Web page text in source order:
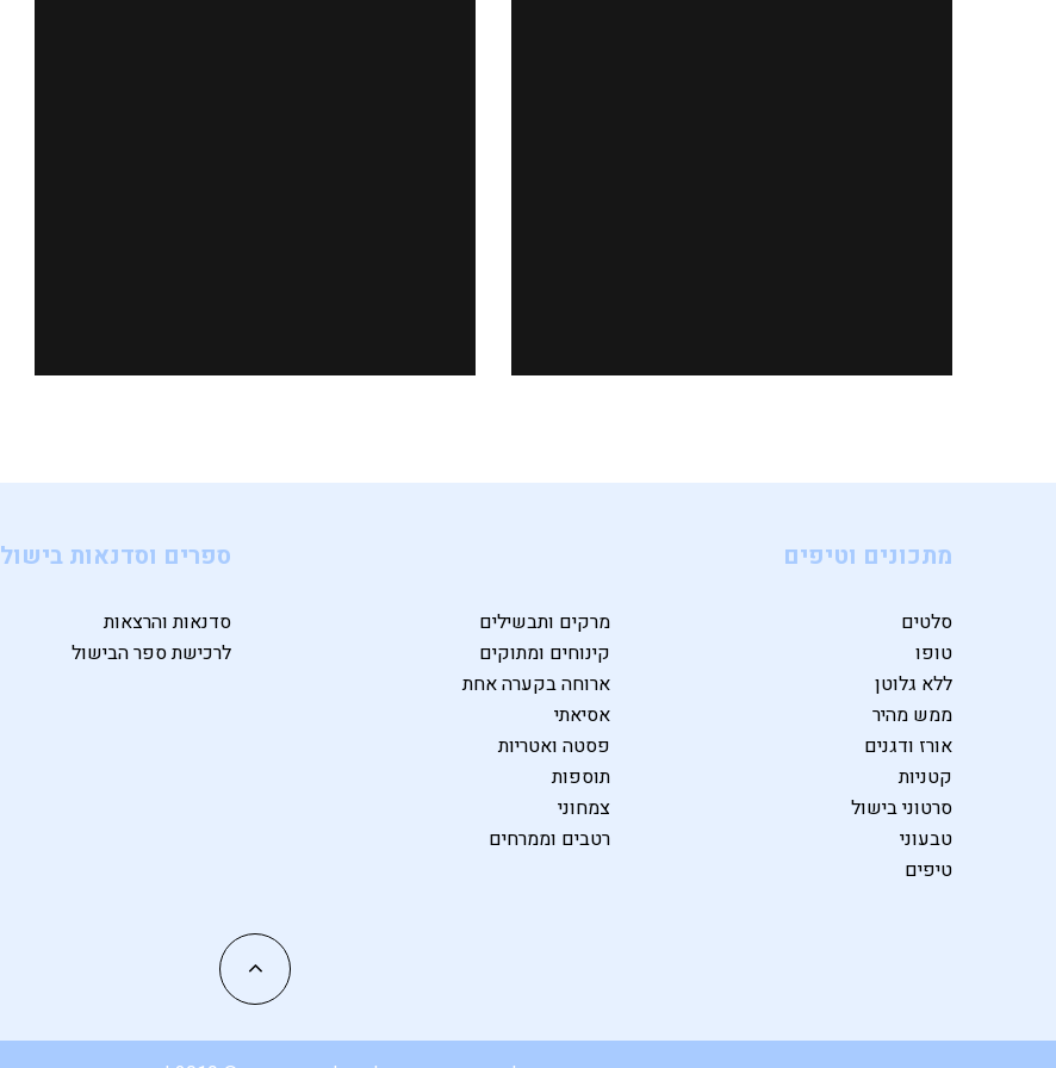
מתכונים וטיפים
סלטים
מרקים ותבשילים
טופו
קינוחים ומתוקים
ללא גלוטן
ארוחה בקערה אחת
ממש מהיר
אסיאתי
אורז ודגנים
פסטה ואטריות
קטניות
תוספות
סרטוני בישול
צמחוני
טבעוני
רטבים וממרחים
טיפים
ספרים וסדנאות בישול
סדנאות והרצאות
לרכישת ספר הבישול